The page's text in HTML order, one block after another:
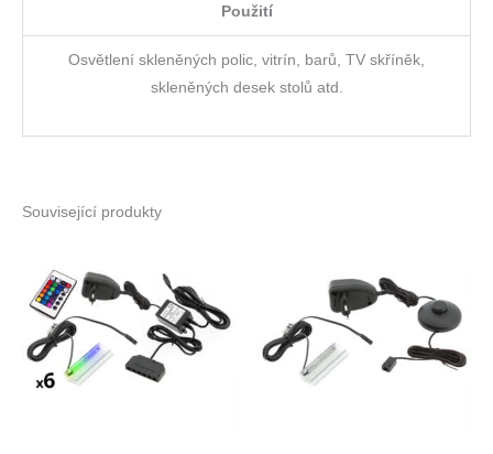
Použití
Osvětlení skleněných polic, vitrín, barů, TV skříněk,
skleněných desek stolů atd.
Související produkty